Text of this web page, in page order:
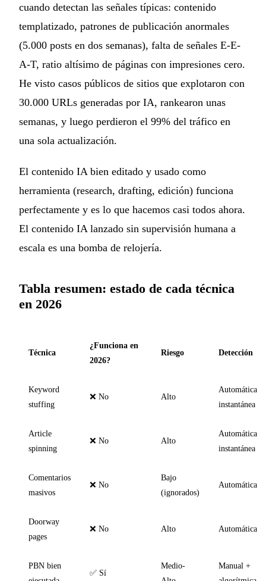
cuando detectan las señales típicas: contenido
templatizado, patrones de publicación anormales
(5.000 posts en dos semanas), falta de señales E-E-
A-T, ratio altísimo de páginas con impresiones cero.
He visto casos públicos de sitios que explotaron con
30.000 URLs generadas por IA, rankearon unas
semanas, y luego perdieron el 99% del tráfico en
una sola actualización.
El contenido IA bien editado y usado como
herramienta (research, drafting, edición) funciona
perfectamente y es lo que hacemos casi todos ahora.
El contenido IA lanzado sin supervisión humana a
escala es una bomba de relojería.
Tabla resumen: estado de cada técnica
en 2026
Técnica
¿Funciona en
2026?
Riesgo Detección
Keyword
stuffing
❌ No Alto
Automática
instantánea
Article
spinning
❌ No Alto
Automática
instantánea
Comentarios
masivos
❌ No
Bajo
(ignorados)
Automática
Doorway
pages
❌ No Alto Automática
PBN bien
✅ Sí
Medio-
Manual +